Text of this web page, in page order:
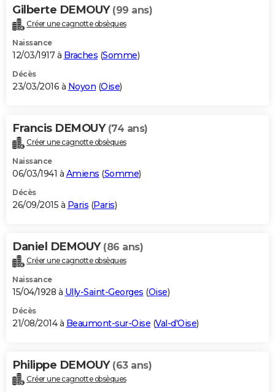
Gilberte DEMOUY (99 ans)
Créer une cagnotte obsèques
Naissance
12/03/1917 à Braches (Somme)
Décès
23/03/2016 à Noyon (Oise)
Francis DEMOUY (74 ans)
Créer une cagnotte obsèques
Naissance
06/03/1941 à Amiens (Somme)
Décès
26/09/2015 à Paris (Paris)
Daniel DEMOUY (86 ans)
Créer une cagnotte obsèques
Naissance
15/04/1928 à Ully-Saint-Georges (Oise)
Décès
21/08/2014 à Beaumont-sur-Oise (Val-d'Oise)
Philippe DEMOUY (63 ans)
Créer une cagnotte obsèques